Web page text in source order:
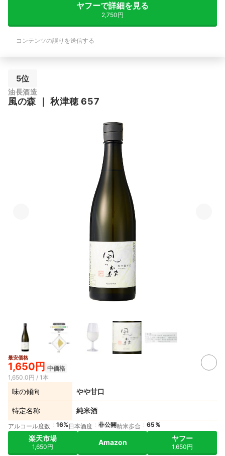
ヤフーで詳細を見る
2,750円
コンテンツの誤りを送信する
5位
油長酒造
風の森 ｜秋津穂 657
最安価格
1,650円 中価格
1,650.0円 / 1本
味の傾向 やや甘口
特定名称 純米酒
アルコール度数 16%日本酒度 非公開精米歩合 65％
楽天市場
1,650円
Amazon ヤフー
1,650円